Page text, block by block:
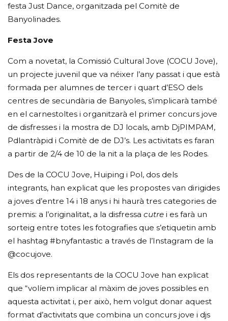
festa Just Dance, organitzada pel Comitè de
Banyolinades.
Festa Jove
Com a novetat, la Comissió Cultural Jove (COCU Jove),
un projecte juvenil que va néixer l’any passat i que està
formada per alumnes de tercer i quart d’ESO dels
centres de secundària de Banyoles, s’implicarà també
en el carnestoltes i organitzarà el primer concurs jove
de disfresses i la mostra de DJ locals, amb DjPIMPAM,
Pdlantràpid i Comitè de de DJ’s. Les activitats es faran
a partir de 2/4 de 10 de la nit a la plaça de les Rodes.
Des de la COCU Jove, Huiping i Pol, dos dels
integrants, han explicat que les propostes van dirigides
a joves d’entre 14 i 18 anys i hi haurà tres categories de
premis: a l’originalitat, a la disfressacutrei es farà un
sorteig entre totes les fotografies que s’etiquetin amb
el hashtag #bnyfantastic a través de l’Instagram de la
@cocujove.
Els dos representants de la COCU Jove han explicat
que “volíem implicar al màxim de joves possibles en
aquesta activitat i, per això, hem volgut donar aquest
format d’activitats que combina un concurs jove i djs